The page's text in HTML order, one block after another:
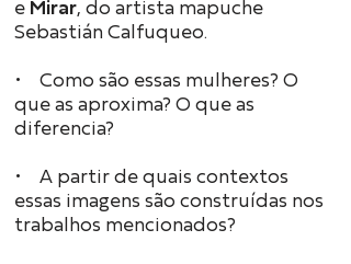
e Mirar, do artista mapuche
Sebastián Calfuqueo.
• Como são essas mulheres? O
que as aproxima? O que as
diferencia?
• A partir de quais contextos
essas imagens são construídas nos
trabalhos mencionados?